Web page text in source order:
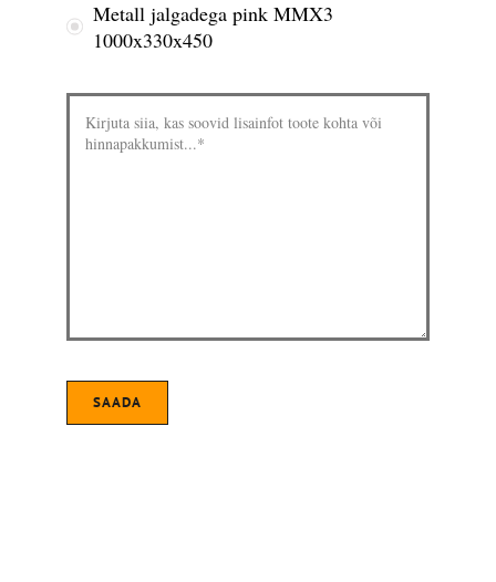
Metall jalgadega pink MMX3
1000x330x450
SAADA